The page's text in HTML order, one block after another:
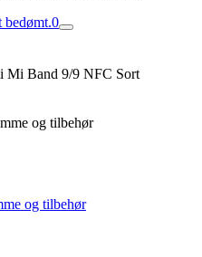
bedømt.0
Mi Band 9/9 NFC Sort
og tilbehør
og tilbehør